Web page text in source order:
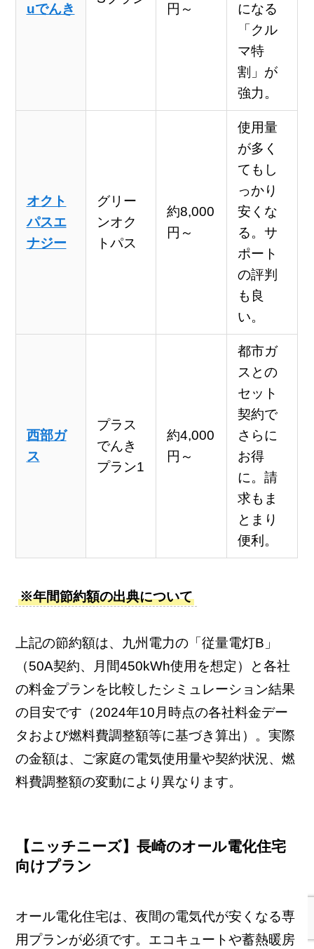
uでんき
円～
になる
「クル
マ特
割」が
強力。
オクト
パスエ
ナジー
グリー
ンオク
トパス
約8,000
円～
使用量
が多く
てもし
っかり
安くな
る。サ
ポート
の評判
も良
い。
西部ガ
ス
プラス
でんき
プラン1
約4,000
円～
都市ガ
スとの
セット
契約で
さらに
お得
に。請
求もま
とまり
便利。
※年間節約額の出典について
上記の節約額は、九州電力の「従量電灯B」
（50A契約、月間450kWh使用を想定）と各社
の料金プランを比較したシミュレーション結果
の目安です（2024年10月時点の各社料金デー
タおよび燃料費調整額等に基づき算出）。実際
の金額は、ご家庭の電気使用量や契約状況、燃
料費調整額の変動により異なります。
【ニッチニーズ】長崎のオール電化住宅
向けプラン
オール電化住宅は、夜間の電気代が安くなる専
用プランが必須です。エコキュートや蓄熱暖房